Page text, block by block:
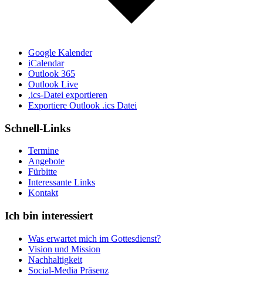
Google Kalender
iCalendar
Outlook 365
Outlook Live
.ics-Datei exportieren
Exportiere Outlook .ics Datei
Schnell-Links
Termine
Angebote
Fürbitte
Interessante Links
Kontakt
Ich bin interessiert
Was erwartet mich im Gottesdienst?
Vision und Mission
Nachhaltigkeit
Social-Media Präsenz